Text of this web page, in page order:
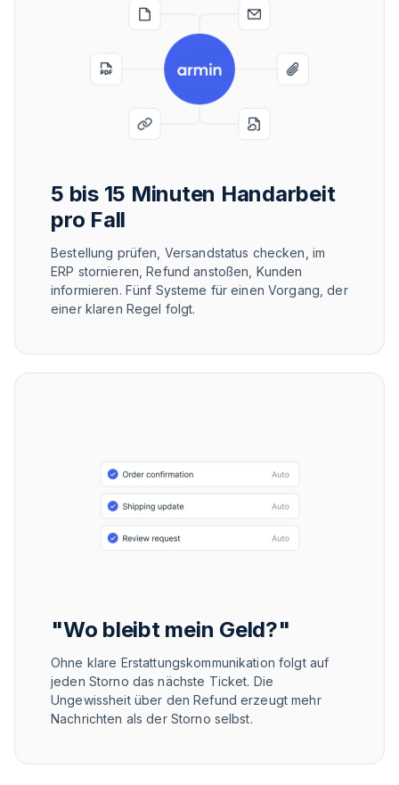
5 bis 15 Minuten Handarbeit
pro Fall
Bestellung prüfen, Versandstatus checken, im
ERP stornieren, Refund anstoßen, Kunden
informieren. Fünf Systeme für einen Vorgang, der
einer klaren Regel folgt.
"Wo bleibt mein Geld?"
Ohne klare Erstattungskommunikation folgt auf
jeden Storno das nächste Ticket. Die
Ungewissheit über den Refund erzeugt mehr
Nachrichten als der Storno selbst.